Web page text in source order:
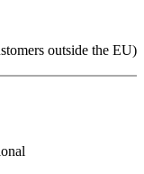
outside the EU)